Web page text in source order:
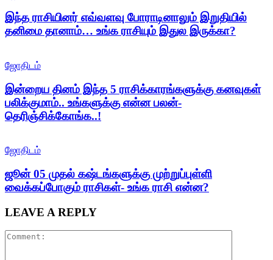
இந்த ராசியினர் எவ்வளவு போராடினாலும் இறுதியில்
தனிமை தானாம்… உங்க ராசியும் இதுல இருக்கா?
ஜோதிடம்
இன்றைய தினம் இந்த 5 ராசிக்காரங்களுக்கு கனவுகள்
பலிக்குமாம்.. உங்களுக்கு என்ன பலன்-
தெரிஞ்சிக்கோங்க..!
ஜோதிடம்
ஜூன் 05 முதல் கஷ்டங்களுக்கு முற்றுப்புள்ளி
வைக்கப்போகும் ராசிகள்- உங்க ராசி என்ன?
LEAVE A REPLY